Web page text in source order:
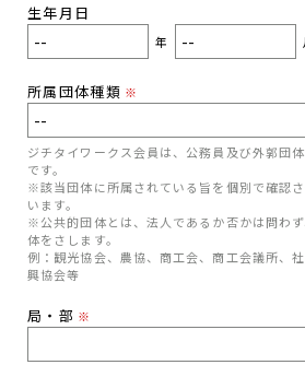
生年月日
年
所属団体種類 ※
ジチタイワークス会員は、公務員及び外郭団
です。
※該当団体に所属されている旨を個別で確認
います。
※公共的団体とは、法人であるか否かは問わ
体をさします。
例：観光協会、農協、商工会、商工会議所、
興協会等
局・部 ※